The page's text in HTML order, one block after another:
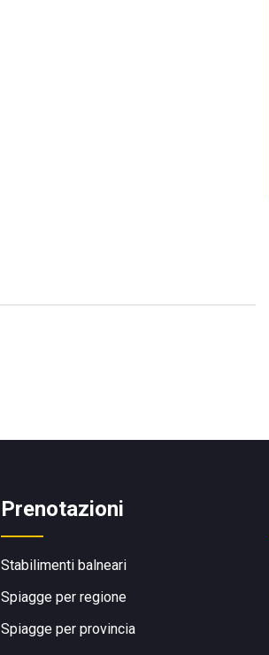
Prenotazioni
Stabilimenti balneari
Spiagge per regione
Spiagge per provincia